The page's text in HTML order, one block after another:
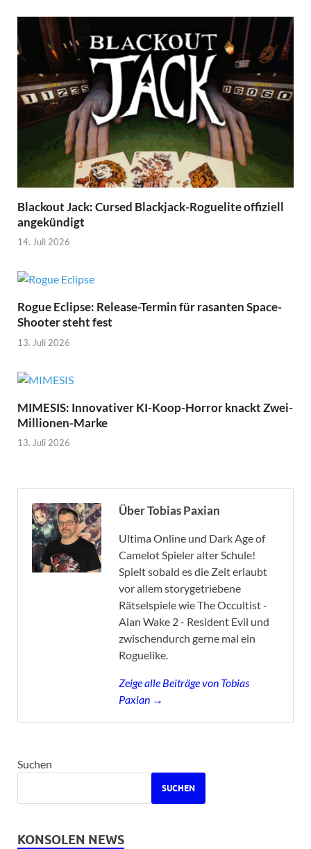
Blackout Jack: Cursed Blackjack-Roguelite offiziell
angekündigt
14. Juli 2026
Rogue Eclipse: Release-Termin für rasanten Space-
Shooter steht fest
13. Juli 2026
MIMESIS: Innovativer KI-Koop-Horror knackt Zwei-
Millionen-Marke
13. Juli 2026
Über Tobias Paxian
Ultima Online und Dark Age of
Camelot Spieler alter Schule!
Spielt sobald es die Zeit erlaubt
vor allem storygetriebene
Rätselspiele wie The Occultist -
Alan Wake 2 - Resident Evil und
zwischendurch gerne mal ein
Roguelike.
Zeige alle Beiträge von Tobias
Paxian →
Suchen
SUCHEN
KONSOLEN NEWS